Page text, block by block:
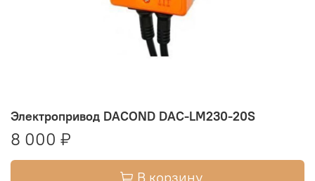
Электропривод DACOND DAC-LM230-20S
8 000 ₽
В корзину